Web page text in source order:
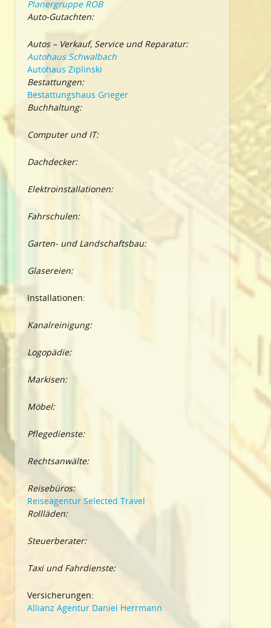
Planergruppe ROB
Auto-Gutachten:
Autos – Verkauf, Service und Reparatur:
Autohaus Schwalbach
Autohaus Ziplinski
Bestattungen:
Bestattungshaus Grieger
Buchhaltung:
Computer und IT:
Dachdecker:
Elektroinstallationen:
Fahrschulen:
Garten- und Landschaftsbau:
Glasereien:
Installationen:
Kanalreinigung:
Logopädie:
Markisen:
Möbel:
Pflegedienste:
Rechtsanwälte:
Reisebüros:
Reiseagentur Selected Travel
Rollläden:
Steuerberater:
Taxi und Fahrdienste:
Versicherungen:
Allianz Agentur Daniel Herrmann